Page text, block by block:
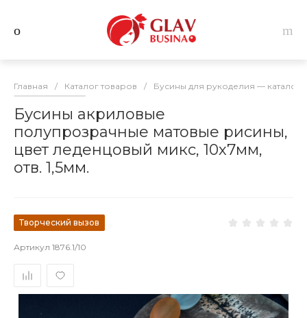
Главная / Каталог товаров / Бусины для рукоделия — каталог
Бусины акриловые
полупрозрачные матовые рисины,
цвет леденцовый микс, 10х7мм,
отв. 1,5мм.
Творческий вызов
Артикул 1876.1/10